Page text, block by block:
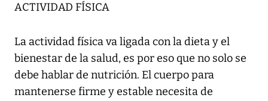
ACTIVIDAD FÍSICA
La actividad física va ligada con la dieta y el
bienestar de la salud, es por eso que no solo se
debe hablar de nutrición. El cuerpo para
mantenerse firme y estable necesita de